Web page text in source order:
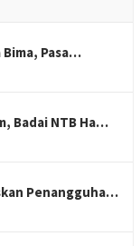
Bima, Pasa…
Badai NTB Ha…
Penangguha…